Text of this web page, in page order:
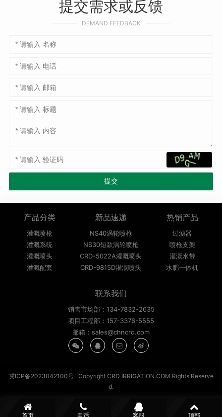
提交需求或反馈
DEMAND FEEDBACK
产品分类
灌溉喷枪
灌溉系统
灌溉喷头
灌溉配套
新品速递
NS40涡轮喷枪
NS30短款涡轮喷枪
CRD-5022A灌溉喷头
CRD-9815D灌溉喷头
热销产品
过滤器
喷枪支架
灌溉水带
水肥一体机
联系我们
销售市场部：134-7832-2635
项目工程部：157-3376-5555
邮箱：sales@chncrd.com
冀ICP备2023042100号Copyright CRD IRRIGATION.COM Rights Reserve
d.
首页 电话 客服 顶部